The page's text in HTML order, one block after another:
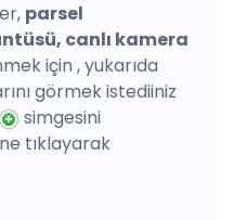
parsel
canlı kamera
için , yukarıda
görmek istediiniz
simgesini
tıklayarak